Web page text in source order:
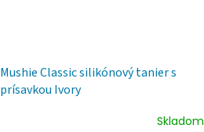
Mushie Classic silikónový tanier s
prísavkou Ivory
Skladom